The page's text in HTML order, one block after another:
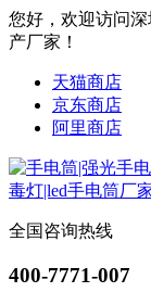
您好，欢迎访问
产厂家！
天猫商店
京东商店
阿里商店
全国咨询热线
400-7771-007